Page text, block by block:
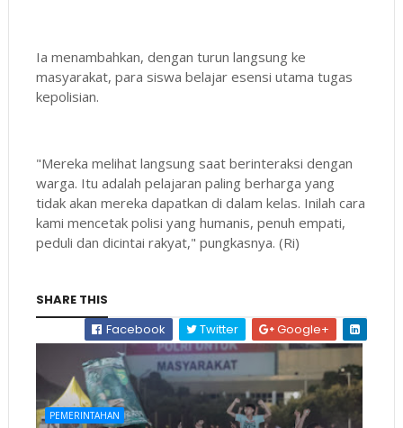
Ia menambahkan, dengan turun langsung ke
masyarakat, para siswa belajar esensi utama tugas
kepolisian.
"Mereka melihat langsung saat berinteraksi dengan
warga. Itu adalah pelajaran paling berharga yang
tidak akan mereka dapatkan di dalam kelas. Inilah cara
kami mencetak polisi yang humanis, penuh empati,
peduli dan dicintai rakyat," pungkasnya. (Ri)
SHARE THIS
Facebook
Twitter Google+
PEMERINTAHAN